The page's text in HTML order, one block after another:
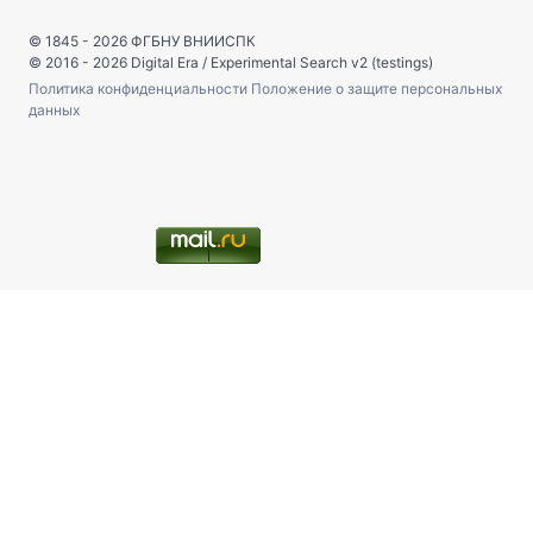
© 1845 - 2026 ФГБНУ ВНИИСПК
© 2016 - 2026 Digital Era / Experimental Search v2 (testings)
Политика конфиденциальности Положение о защите персональных
данных